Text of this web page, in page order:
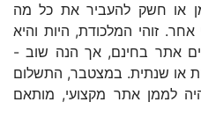
או חשק להעביר את כל מה
זוהי המלכודת, היות והיא
אתר בחינם, אך הנה שוב -
או שנתית. במצטבר, התשלום
לממן אתר מקצועי, מותאם